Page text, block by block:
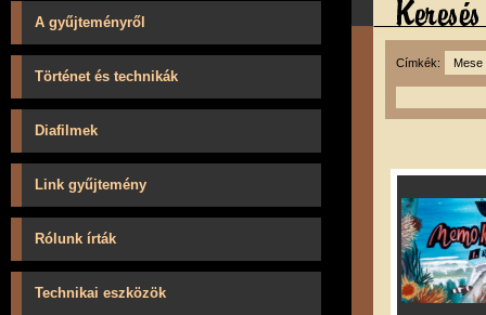
A gyűjteményről
Történet és technikák
Diafilmek
Link gyűjtemény
Rólunk írták
Technikai eszközök
Címkék: